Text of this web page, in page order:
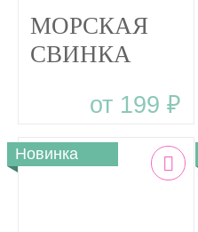
МОРСКАЯ
СВИНКА
прорезыватель
от 199 ₽
Новинка